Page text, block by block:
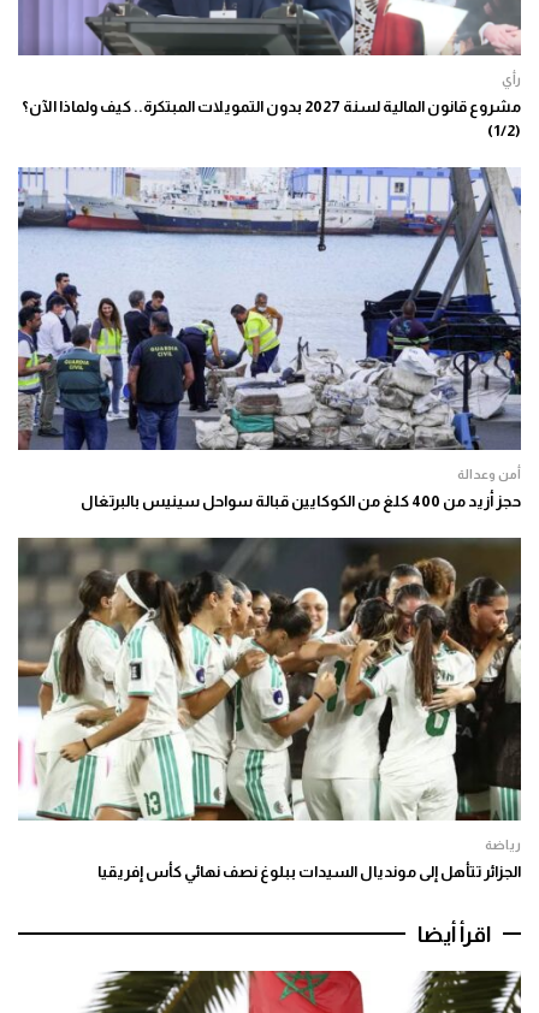
رأي
مشروع قانون المالية لسنة 2027 بدون التمويلات المبتكرة.. كيف ولماذا الآن؟
(1/2)
أمن وعدالة
حجز أزيد من 400 كلغ من الكوكايين قبالة سواحل سينيس بالبرتغال
رياضة
الجزائر تتأهل إلى مونديال السيدات ببلوغ نصف نهائي كأس إفريقيا
اقرأ أيضا